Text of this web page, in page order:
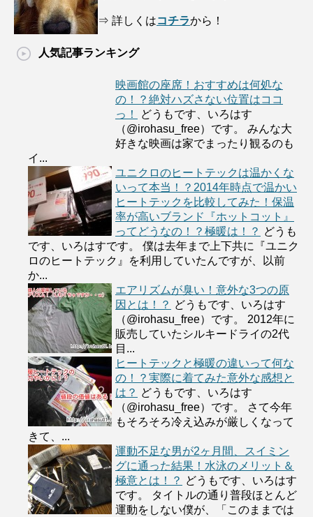
⇒ 詳しくはコチラから！
人気記事ランキング
映画館の座席！おすすめは何処な
の！？絶対ハズさない位置はココ
っ！
どうもです、いろはす
（@irohasu_free）です。 みんな大
好きな映画は家でまったり観るのも
イ...
ユニクロのヒートテックは温かくな
いって本当！？2014年時点で温かい
ヒートテックを比較してみた！保温
率が高いブランド『ホットコット』
ってどうなの！？極暖は！？ どうも
です、いろはすです。 僕は去年まで上下共に『ユニク
ロのヒートテック』を利用していたんですが、以前
か...
エアリズムが臭い！意外な3つの原
因とは！？ どうもです、いろはす
（@irohasu_free）です。 2012年に
販売していたシルキードライの2代
目...
ヒートテックと極暖の違いって何な
の！？実際に着てみた意外な感想と
は？ どうもです、いろはす
（@irohasu_free）です。 さて今年
もそろそろ冷え込みが厳しくなって
きて、...
運動不足な男が2ヶ月間、スイミン
グに通った結果！水泳のメリット＆
極意とは！？ どうもです、いろはす
です。 タイトルの通り普段ほとんど
運動をしない僕が、「このままでは